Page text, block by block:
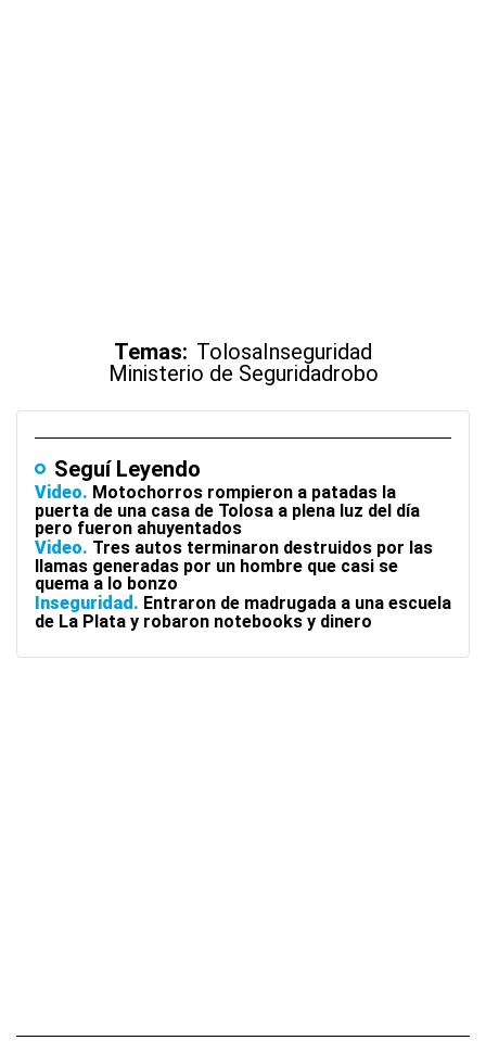
Temas: TolosaInseguridad
Ministerio de Seguridadrobo
Seguí Leyendo
Video Motochorros rompieron a patadas la
puerta de una casa de Tolosa a plena luz del día
pero fueron ahuyentados
Video Tres autos terminaron destruidos por las
llamas generadas por un hombre que casi se
quema a lo bonzo
Inseguridad
Entraron de madrugada a una escuela
de La Plata y robaron notebooks y dinero